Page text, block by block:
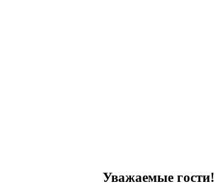
Уважаемые гости!